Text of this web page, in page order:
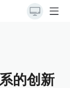
的创新